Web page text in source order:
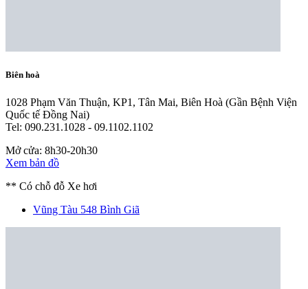
Biên hoà
1028 Phạm Văn Thuận, KP1, Tân Mai, Biên Hoà (Gần Bệnh Viện
Quốc tế Đồng Nai)
Tel: 090.231.1028 - 09.1102.1102
Mở cửa: 8h30-20h30
Xem bản đồ
** Có chỗ đỗ Xe hơi
Vũng Tàu 548 Bình Giã